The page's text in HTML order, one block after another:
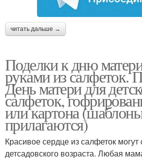
читать дальше →
Поделки к дню
руками из салфеток.
День матери для
салфеток,
или картона
прилагаются)
Красивое сердце из салфеток могут
детсадовского возраста. Любая